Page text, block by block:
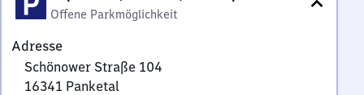
Offene Parkmöglichkeit
Adresse
Schönower Straße 104
16341 Panketal